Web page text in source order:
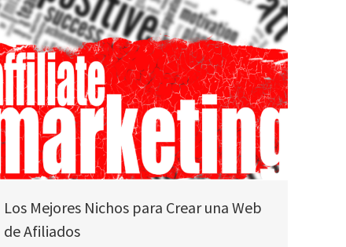
Los Mejores Nichos para Crear una Web
de Afiliados